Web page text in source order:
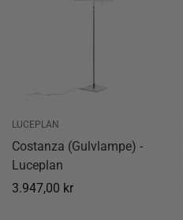
LUCEPLAN
Costanza (Gulvlampe) -
Luceplan
Normal
3.947,00 kr